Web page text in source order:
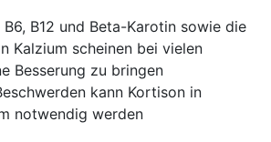
B12 und Beta-Karotin sowie die
Kalzium scheinen bei vielen
Besserung zu bringen
kann Kortison in
notwendig werden